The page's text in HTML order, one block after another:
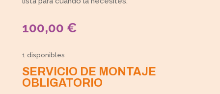
100,00 €
1 disponibles
SERVICIO DE MONTAJE
OBLIGATORIO